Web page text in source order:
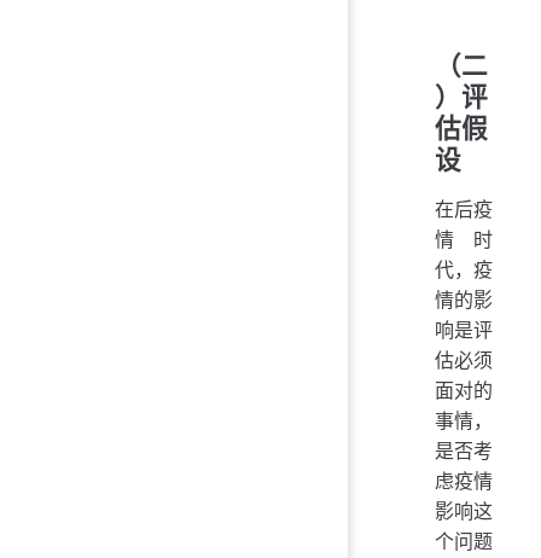
（二
）评
估假
设
在后疫
情时
代，疫
情的影
响是评
估必须
面对的
事情，
是否考
虑疫情
影响这
个问题